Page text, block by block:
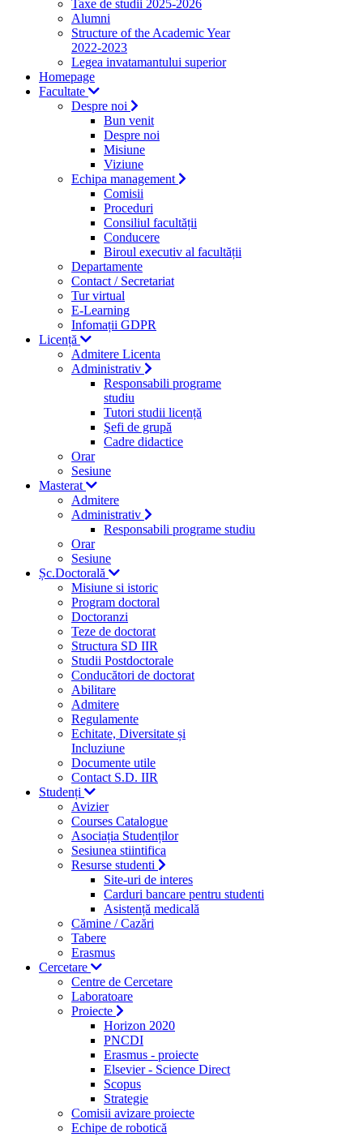
Taxe de studii 2025-2026
Alumni
Structure of the Academic Year
2022-2023
Legea invatamantului superior
Homepage
Facultate
Despre noi
Bun venit
Despre noi
Misiune
Viziune
Echipa management
Comisii
Proceduri
Consiliul facultății
Conducere
Biroul executiv al facultății
Departamente
Contact / Secretariat
Tur virtual
E-Learning
Infomații GDPR
Licență
Admitere Licenta
Administrativ
Responsabili programe
studiu
Tutori studii licență
Şefi de grupă
Cadre didactice
Orar
Sesiune
Masterat
Admitere
Administrativ
Responsabili programe studiu
Orar
Sesiune
Șc.Doctorală
Misiune si istoric
Program doctoral
Doctoranzi
Teze de doctorat
Structura SD IIR
Studii Postdoctorale
Conducători de doctorat
Abilitare
Admitere
Regulamente
Echitate, Diversitate și
Incluziune
Documente utile
Contact S.D. IIR
Studenți
Avizier
Courses Catalogue
Asociația Studenților
Sesiunea stiintifica
Resurse studenti
Site-uri de interes
Carduri bancare pentru studenti
Asistență medicală
Cămine / Cazări
Tabere
Erasmus
Cercetare
Centre de Cercetare
Laboratoare
Proiecte
Horizon 2020
PNCDI
Erasmus - proiecte
Elsevier - Science Direct
Scopus
Strategie
Comisii avizare proiecte
Echipe de robotică